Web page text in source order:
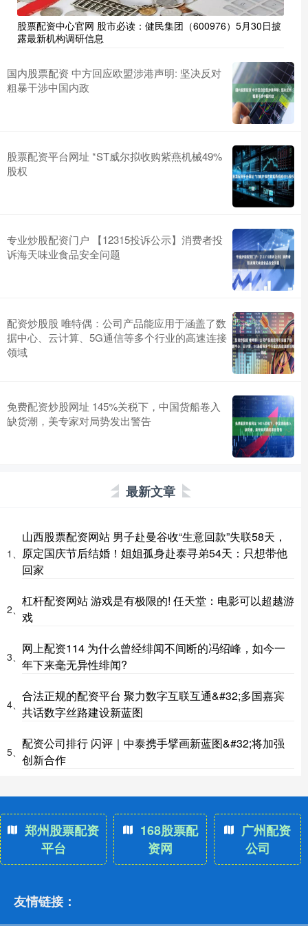
股票配资中心官网 股市必读：健民集团（600976）5月30日披
露最新机构调研信息
国内股票配资 中方回应欧盟涉港声明: 坚决反对
粗暴干涉中国内政
股票配资平台网址 *ST威尔拟收购紫燕机械49%
股权
专业炒股配资门户 【12315投诉公示】消费者投
诉海天味业食品安全问题
配资炒股股 唯特偶：公司产品能应用于涵盖了数
据中心、云计算、5G通信等多个行业的高速连接
领域
免费配资炒股网址 145%关税下，中国货船卷入
缺货潮，美专家对局势发出警告
最新文章
1、
山西股票配资网站 男子赴曼谷收“生意回款”失联58天，
原定国庆节后结婚！姐姐孤身赴泰寻弟54天：只想带他
回家
2、
杠杆配资网站 游戏是有极限的! 任天堂：电影可以超越游
戏
3、
网上配资114 为什么曾经绯闻不间断的冯绍峰，如今一
年下来毫无异性绯闻?
4、
合法正规的配资平台 聚力数字互联互通&#32;多国嘉宾
共话数字丝路建设新蓝图
5、
配资公司排行 闪评｜中泰携手擘画新蓝图&#32;将加强
创新合作
郑州股票配资
平台
168股票配
资网
广州配资
公司
友情链接：